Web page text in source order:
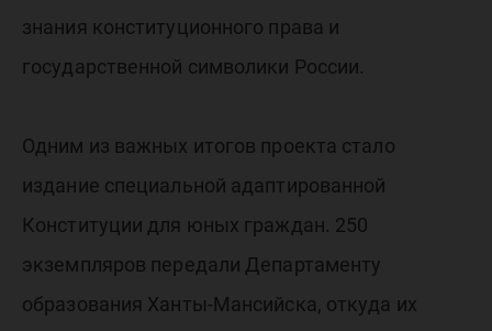
знания конституционного права и
государственной символики России.
Одним из важных итогов проекта стало
издание специальной адаптированной
Конституции для юных граждан. 250
экземпляров передали Департаменту
образования Ханты-Мансийска, откуда их